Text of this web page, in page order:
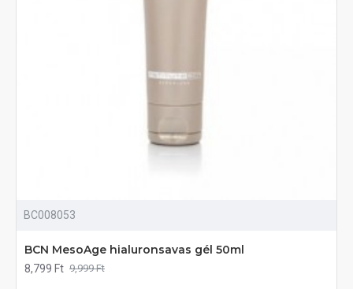
BC008053
BCN MesoAge hialuronsavas gél 50ml
8,799 Ft 9,999 Ft